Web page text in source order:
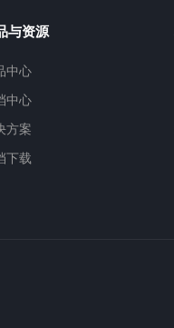
与资源
中心
中心
方案
下载